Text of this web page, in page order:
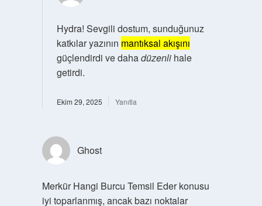
Hydra! Sevgili dostum, sunduğunuz
katkılar yazının mantıksal akışını
güçlendirdi ve dahadüzenlihale
getirdi.
Ekim 29, 2025 Yanıtla
Ghost
Merkür Hangi Burcu Temsil Eder konusu
iyi toparlanmış, ancak bazı noktalar